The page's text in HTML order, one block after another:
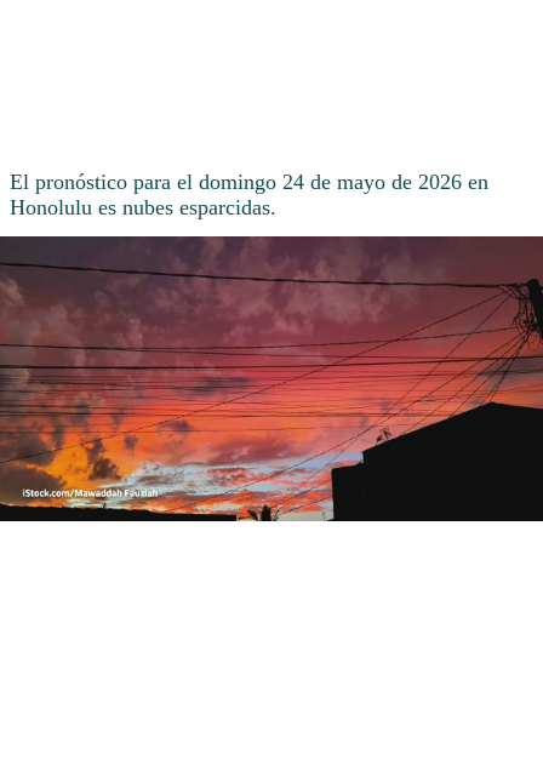
El pronóstico para el domingo 24 de mayo de 2026 en
Honolulu es nubes esparcidas.